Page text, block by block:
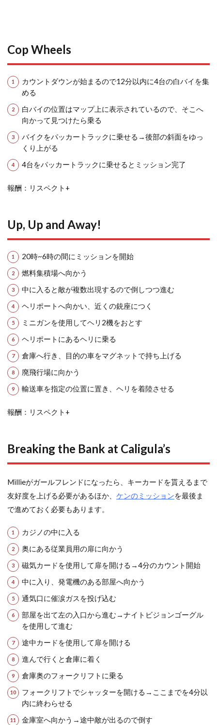
Cop Wheels
カウントダウンが始まるので12分以内に4台の白バイを集
める
白バイの位置はマップ上に表示されているので、そこへ
向かって見つけたら乗る
バイクをパッカートラックに乗せる→後部の斜面をゆっ
くり上がる
4台をパッカートラックに乗せるとミッション完了
報酬：リスペクト+
Up, Up and Away!
20時~6時の間にミッションを開始
燃料集積場へ向かう
中に入ると敵が複数出現するので倒しつつ進む
ヘリポートへ向かい、近くの銃座につく
ミニガンを使用してヘリ2機をおとす
ヘリポートにあるヘリに乗る
倉庫へ行き、目的の車をマグネットで持ち上げる
廃飛行場に向かう
輸送車を指定の位置に置き、ヘリを着陸させる
報酬：リスペクト+
Breaking the Bank at Caligula’s
Millieがガールフレンドになったら、キーカードを貰えるまで
友好度を上げる必要があるほか、 ケンのミッションを最後ま
で進めておく必要もあります。
カジノの中に入る
奥にある従業員用の扉に向かう
磁気カードを使用して扉を開ける→4分のカウント開始
中に入り、発電機のある部屋へ向かう
通気口に催涙ガスを投げ込む
部屋を出て左の入口から進む→ナイトビジョンゴーグル
を使用して進む
途中カードを使用して扉を開ける
進んで行くと倉庫に着く
倉庫奥のフォークリフトに乗る
フォークリフトでシャッターを開ける→ここまでを4分以
内に終わらせる
金庫室へ向かう→途中敵が出るので倒す